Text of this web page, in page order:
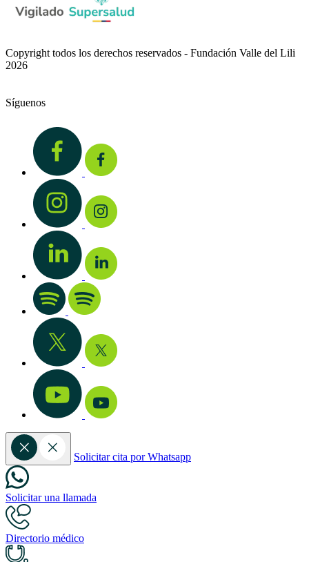
Copyright todos los derechos reservados - Fundación Valle del Lili
2026
Síguenos
Solicitar cita por Whatsapp
Solicitar una llamada
Directorio médico